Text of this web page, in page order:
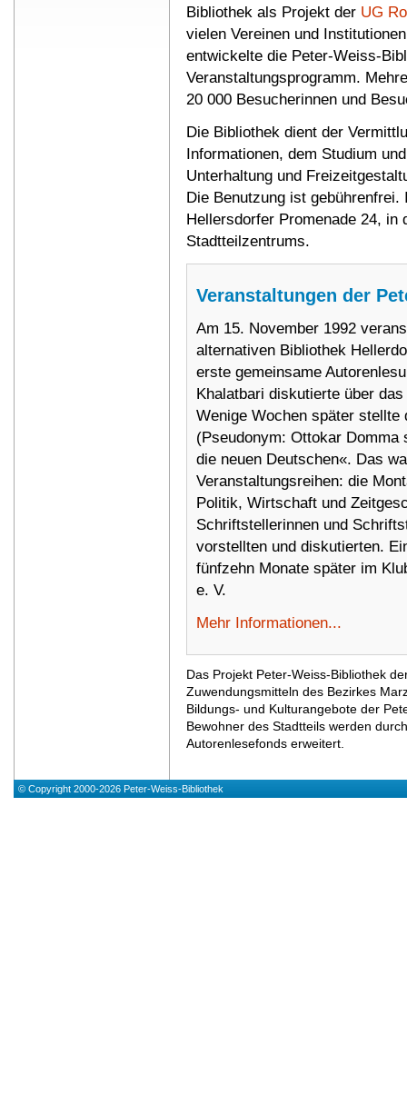
Bibliothek als Projekt der UG
vielen Vereinen und
entwickelte die Peter-Weiss-
Veranstaltungsprogramm.
20 000 Besucherinnen und
Die Bibliothek dient der
Informationen, dem Studium
Unterhaltung und
Die Benutzung ist
Hellersdorfer Promenade 24, in
Stadtteilzentrums.
Veranstaltungen der
Am 15. November 1992
alternativen Bibliothek
erste gemeinsame
Khalatbari diskutierte über
Wenige Wochen später
(Pseudonym: Ottokar
die neuen Deutschen«. Das
Veranstaltungsreihen: die
Politik, Wirtschaft und
Schriftstellerinnen und
vorstellten und diskutierten.
fünfzehn Monate später im
e. V.
Mehr Informationen...
Das Projekt Peter-Weiss-Bibliothek
Zuwendungsmitteln des Bezirkes
Bildungs- und Kulturangebote der
Bewohner des Stadtteils werden
Autorenlesefonds erweitert.
© Copyright 2000-2026 Peter-Weiss-Bibliothek